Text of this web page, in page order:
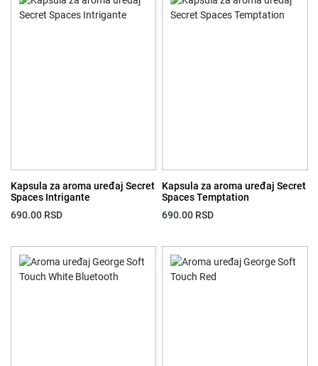
Kapsula za aroma uređaj Secret
Spaces Intrigante
690.00 RSD
Kapsula za aroma uređaj Secret
Spaces Temptation
690.00 RSD